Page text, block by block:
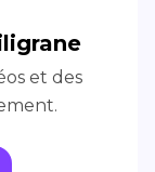
et des